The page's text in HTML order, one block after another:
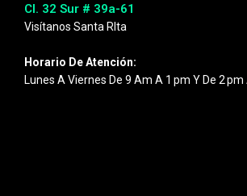
Cl. 32 Sur # 39a-61
Visítanos Santa RIta
Horario De Atención:
Lunes A Viernes De 9 Am A 1 Pm Y De 2 Pm